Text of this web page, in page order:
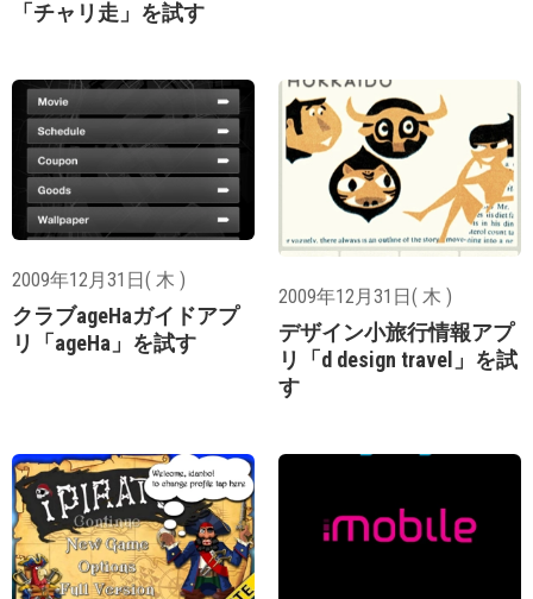
「チャリ走」を試す
2009年12月31日( 木 )
クラブageHaガイドアプ
リ「ageHa」を試す
2009年12月31日( 木 )
デザイン小旅行情報アプ
リ「d design travel」を試
す